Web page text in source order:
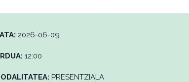
2026-06-09
12:00
PRESENTZIALA